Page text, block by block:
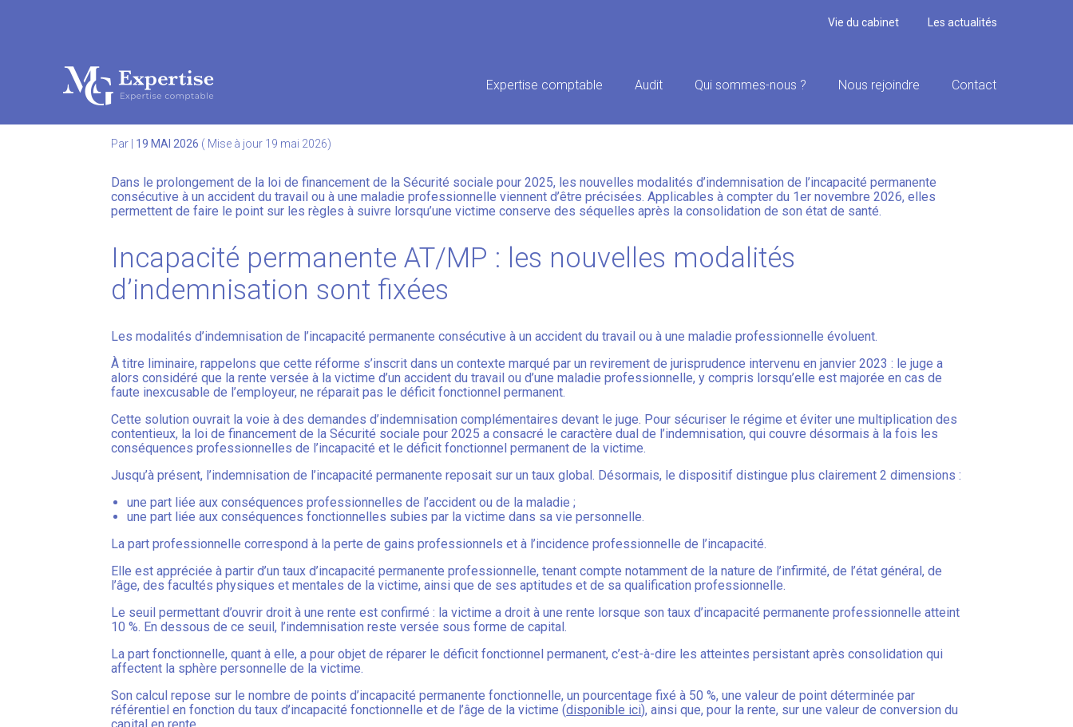
Vie du cabinet Les actualités
Aller
Expertise comptable Audit Qui sommes-nous ? Nous rejoindre Contact
Par 19 MAI 2026 ( Mise à jour 19 mai 2026)
Dans le prolongement de la loi de financement de la Sécurité sociale pour 2025, les nouvelles modalités d’indemnisation de l’incapacité permanente
consécutive à un accident du travail ou à une maladie professionnelle viennent d’être précisées. Applicables à compter du 1er novembre 2026, elles
permettent de faire le point sur les règles à suivre lorsqu’une victime conserve des séquelles après la consolidation de son état de santé.
Incapacité permanente AT/MP : les nouvelles modalités
d’indemnisation sont fixées
Les modalités d’indemnisation de l’incapacité permanente consécutive à un accident du travail ou à une maladie professionnelle évoluent.
À titre liminaire, rappelons que cette réforme s’inscrit dans un contexte marqué par un revirement de jurisprudence intervenu en janvier 2023 : le juge a
alors considéré que la rente versée à la victime d’un accident du travail ou d’une maladie professionnelle, y compris lorsqu’elle est majorée en cas de
faute inexcusable de l’employeur, ne réparait pas le déficit fonctionnel permanent.
Cette solution ouvrait la voie à des demandes d’indemnisation complémentaires devant le juge. Pour sécuriser le régime et éviter une multiplication des
contentieux, la loi de financement de la Sécurité sociale pour 2025 a consacré le caractère dual de l’indemnisation, qui couvre désormais à la fois les
conséquences professionnelles de l’incapacité et le déficit fonctionnel permanent de la victime.
Jusqu’à présent, l’indemnisation de l’incapacité permanente reposait sur un taux global. Désormais, le dispositif distingue plus clairement 2 dimensions :
une part liée aux conséquences professionnelles de l’accident ou de la maladie ;
une part liée aux conséquences fonctionnelles subies par la victime dans sa vie personnelle.
La part professionnelle correspond à la perte de gains professionnels et à l’incidence professionnelle de l’incapacité.
Elle est appréciée à partir d’un taux d’incapacité permanente professionnelle, tenant compte notamment de la nature de l’infirmité, de l’état général, de
l’âge, des facultés physiques et mentales de la victime, ainsi que de ses aptitudes et de sa qualification professionnelle.
Le seuil permettant d’ouvrir droit à une rente est confirmé : la victime a droit à une rente lorsque son taux d’incapacité permanente professionnelle atteint
10 %. En dessous de ce seuil, l’indemnisation reste versée sous forme de capital.
La part fonctionnelle, quant à elle, a pour objet de réparer le déficit fonctionnel permanent, c’est-à-dire les atteintes persistant après consolidation qui
affectent la sphère personnelle de la victime.
Son calcul repose sur le nombre de points d’incapacité permanente fonctionnelle, un pourcentage fixé à 50 %, une valeur de point déterminée par
référentiel en fonction du taux d’incapacité fonctionnelle et de l’âge de la victime (disponible ici), ainsi que, pour la rente, sur une valeur de conversion du
capital en rente.